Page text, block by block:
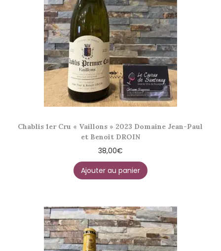
Chablis 1er Cru « Vaillons » 2023 Domaine Jean-Paul
et Benoît DROIN
38,00€
Ajouter au panier